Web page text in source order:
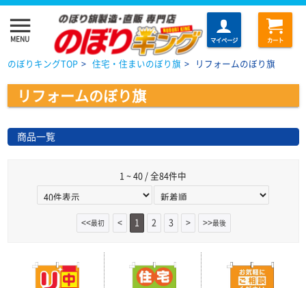
menu
MENU マイページ カート
のぼりキングTOP > 住宅・住まいのぼり旗 > リフォームのぼり旗
リフォームのぼり旗
商品一覧
1 ~ 40 / 全84件中
<<最初 < 1 2 3 > >>最後